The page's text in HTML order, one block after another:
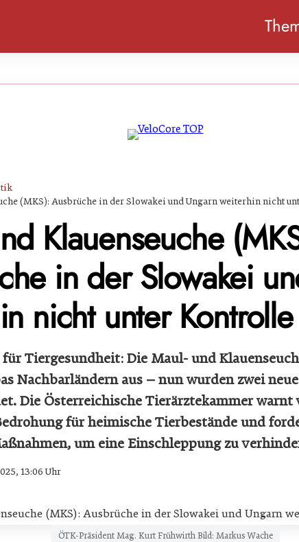
(MKS): Ausbrüche in der Slowakei und Ungarn weiterhin nicht
Klauenseuche
in der Slowakei
nicht unter Kontrolle
Tiergesundheit: Die Maul- und
Nachbarländern aus – nun wurden zwei
Die Österreichische Tierärztekammer warnt
für heimische Tierbestände und
um eine Einschleppung zu
13:06 Uhr
ÖTK-Präsident Mag. Kurt Frühwirth Bild: Markus Wache